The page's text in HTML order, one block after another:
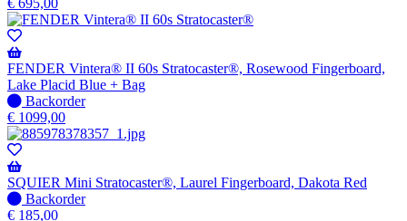
voorraad
-
Wordt
verzonden
wanneer
beschikbaar
€ 695,00
FENDER Vintera® II 60s Stratocaster®, Rosewood Fingerboard,
Lake Placid Blue + Bag
Niet
op
voorraad
-
Wordt
verzonden
wanneer
beschikbaar
Backorder
€ 1099,00
SQUIER Mini Stratocaster®, Laurel Fingerboard, Dakota Red
Niet
op
Backorder
€ 185,00